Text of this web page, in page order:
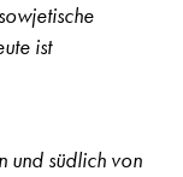
ist
und südlich von